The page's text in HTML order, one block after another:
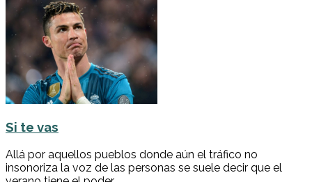
Si te vas
Allá por aquellos pueblos donde aún el tráfico no
insonoriza la voz de las personas se suele decir que el